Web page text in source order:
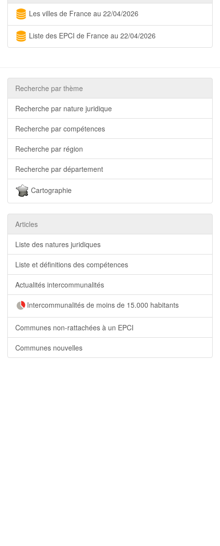
Les villes de France au 22/04/2026
Liste des EPCI de France au 22/04/2026
Recherche par thème
Recherche par nature juridique
Recherche par compétences
Recherche par région
Recherche par département
Cartographie
Articles
Liste des natures juridiques
Liste et définitions des compétences
Actualités intercommunalités
Intercommunalités de moins de 15.000 habitants
Communes non-rattachées à un EPCI
Communes nouvelles